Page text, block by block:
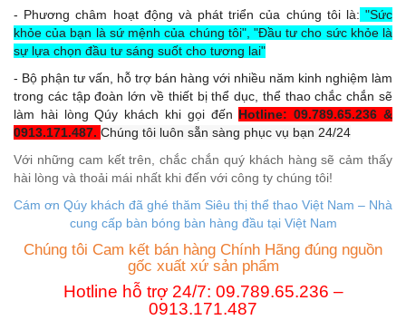
- Phương châm hoạt động và phát triển của chúng tôi là: "Sức
khỏe của bạn là sứ mệnh của chúng tôi", "Đầu tư cho sức khỏe là
sự lựa chọn đầu tư sáng suốt cho tương lai"
- Bộ phận tư vấn, hỗ trợ bán hàng với nhiều năm kinh nghiệm làm
trong các tập đoàn lớn về thiết bị thể dục, thể thao chắc chắn sẽ
làm hài lòng Qúy khách khi gọi đến Hotline: 09.789.65.236 &
0913.171.487. Chúng tôi luôn sẵn sàng phục vụ bạn 24/24
Với những cam kết trên, chắc chắn quý khách hàng sẽ cảm thấy
hài lòng và thoải mái nhất khi đến với công ty chúng tôi!
Cám ơn Qúy khách đã ghé thăm Siêu thị thể thao Việt Nam – Nhà
cung cấp bàn bóng bàn hàng đầu tại Việt Nam
Chúng tôi Cam kết bán hàng Chính Hãng đúng nguồn
gốc xuất xứ sản phẩm
Hotline hỗ trợ 24/7: 09.789.65.236 –
0913.171.487